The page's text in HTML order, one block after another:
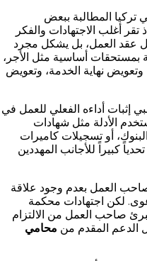
تركيا المطالبة ببعض
أغلب الاجتهادات والفكر
عقد العمل، بل يشكل مجرد
بمستحقات أساسية مثل الأجر،
نهاية الخدمة، وتعويض
إثبات أداءه الفعلي للعمل في
الأدلة مثل شهادات
أو تسجيلات كاميرات
كبيراً للأجانب المهددين
العمل بعدم وجود علاقة
لكن اجتهادات محكمة
صاحب العمل من الالتزام
الدعم المقدم من محامي